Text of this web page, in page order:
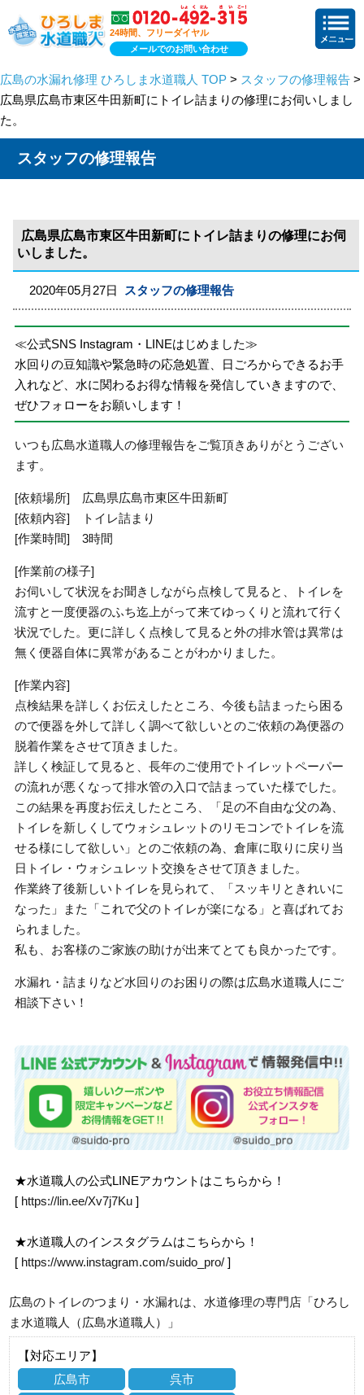
24時間、フリーダイヤル
メールでのお問い合わせ
広島の水漏れ修理 ひろしま水道職人 TOP > スタッフの修理報告 >
広島県広島市東区牛田新町にトイレ詰まりの修理にお伺いしまし
た。
スタッフの修理報告
広島県広島市東区牛田新町にトイレ詰まりの修理にお伺
いしました。
2020年05月27日 スタッフの修理報告
≪公式SNS Instagram・LINEはじめました≫
水回りの豆知識や緊急時の応急処置、日ごろからできるお手
入れなど、水に関わるお得な情報を発信していきますので、
ぜひフォローをお願いします！
いつも広島水道職人の修理報告をご覧頂きありがとうござい
ます。
[依頼場所] 広島県広島市東区牛田新町
[依頼内容] トイレ詰まり
[作業時間] 3時間
[作業前の様子]
お伺いして状況をお聞きしながら点検して見ると、トイレを
流すと一度便器のふち迄上がって来てゆっくりと流れて行く
状況でした。更に詳しく点検して見ると外の排水管は異常は
無く便器自体に異常があることがわかりました。
[作業内容]
点検結果を詳しくお伝えしたところ、今後も詰まったら困る
ので便器を外して詳しく調べて欲しいとのご依頼の為便器の
脱着作業をさせて頂きました。
詳しく検証して見ると、長年のご使用でトイレットペーパー
の流れが悪くなって排水管の入口で詰まっていた様でした。
この結果を再度お伝えしたところ、「足の不自由な父の為、
トイレを新しくしてウォシュレットのリモコンでトイレを流
せる様にして欲しい」とのご依頼の為、倉庫に取りに戻り当
日トイレ・ウォシュレット交換をさせて頂きました。
作業終了後新しいトイレを見られて、「スッキリときれいに
なった」また「これで父のトイレが楽になる」と喜ばれてお
られました。
私も、お客様のご家族の助けが出来てとても良かったです。
水漏れ・詰まりなど水回りのお困りの際は広島水道職人にご
相談下さい！
★水道職人の公式LINEアカウントはこちらから！
[ https://lin.ee/Xv7j7Ku ]
★水道職人のインスタグラムはこちらから！
[ https://www.instagram.com/suido_pro/ ]
広島のトイレのつまり・水漏れは、水道修理の専門店「ひろし
ま水道職人（広島水道職人）」
【対応エリア】
広島市
呉市